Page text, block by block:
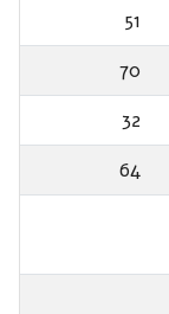
51
70
32
64